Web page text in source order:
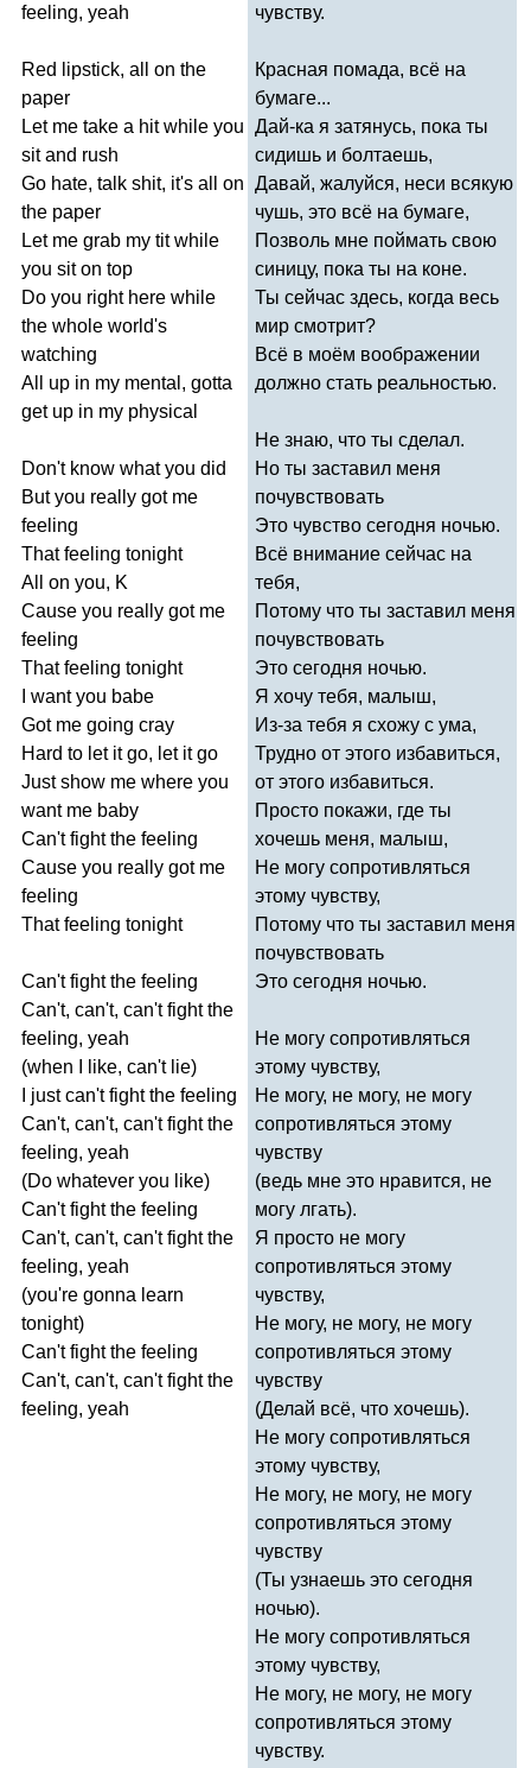
feeling, yeah
Red lipstick, all on the
paper
Let me take a hit while you
sit and rush
Go hate, talk shit, it's all
on
the paper
Let me grab my tit while
you sit on top
Do you right here while
the whole world's
watching
All
up in my mental , gotta
get up in my physical
Don't know what you did
But you really got me
feeling
That feeling tonight
All
on you, K
Cause you really got me
feeling
That feeling tonight
want you babe
Got me going cray
Hard to let it go, let it go
Just show me where you
want me baby
Can't fight the feeling
Cause you really got me
feeling
That feeling tonight
Can't fight the feeling
Can't, can't, can't fight the
feeling, yeah
(when like, can't lie)
just can't fight the feeling
Can't, can't, can't fight the
feeling, yeah
(Do whatever you like)
Can't fight the feeling
Can't, can't, can't fight the
feeling, yeah
(you're gonna learn
tonight)
Can't fight the feeling
Can't, can't, can't fight the
feeling, yeah
чувству.
Красная помада, всё на
бумаге...
Дай-ка я затянусь, пока ты
сидишь и болтаешь,
Давай, жалуйся, неси всякую
чушь, это всё на бумаге,
Позволь мне поймать свою
синицу, пока ты на коне.
Ты сейчас здесь, когда весь
мир смотрит?
Всё в моём воображении
должно стать реальностью.
Не знаю, что ты сделал.
Но ты заставил меня
почувствовать
Это чувство сегодня ночью.
Всё внимание сейчас на
тебя,
Потому что ты заставил меня
почувствовать
Это сегодня ночью.
Я хочу тебя, малыш,
Из-за тебя я схожу с ума,
Трудно от этого избавиться,
от этого избавиться.
Просто покажи, где ты
хочешь меня, малыш,
Не могу сопротивляться
этому чувству,
Потому что ты заставил меня
почувствовать
Это сегодня ночью.
Не могу сопротивляться
этому чувству,
Не могу, не могу, не могу
сопротивляться этому
чувству
(ведь мне это нравится, не
могу лгать).
Я просто не могу
сопротивляться этому
чувству,
Не могу, не могу, не могу
сопротивляться этому
чувству
(Делай всё, что хочешь).
Не могу сопротивляться
этому чувству,
Не могу, не могу, не могу
сопротивляться этому
чувству
(Ты узнаешь это сегодня
ночью).
Не могу сопротивляться
этому чувству,
Не могу, не могу, не могу
сопротивляться этому
чувству.